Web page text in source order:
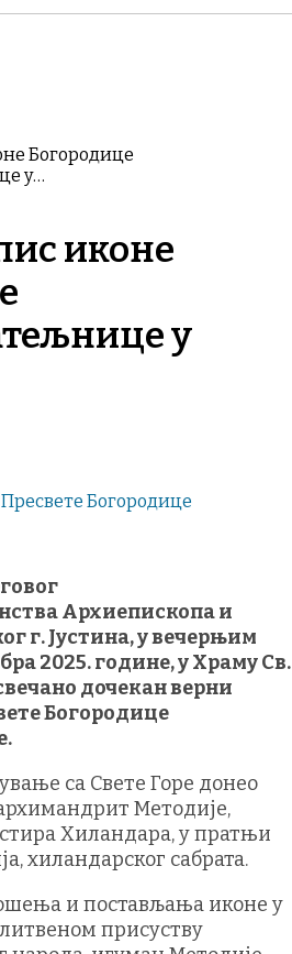
Богородице
у…
иконе
у
Архиепископа и
г. Јустина, у вечерњим
2025. године, у Храму Св.
дочекан верни
Богородице
са Свете Горе донео
Методије,
Хиландара, у пратњи
хиландарског сабрата.
и постављања иконе у
присуству